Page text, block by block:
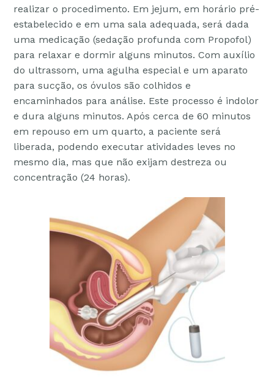
realizar o procedimento. Em jejum, em horário pré-
estabelecido e em uma sala adequada, será dada
uma medicação (sedação profunda com Propofol)
para relaxar e dormir alguns minutos. Com auxílio
do ultrassom, uma agulha especial e um aparato
para sucção, os óvulos são colhidos e
encaminhados para análise. Este processo é indolor
e dura alguns minutos. Após cerca de 60 minutos
em repouso em um quarto, a paciente será
liberada, podendo executar atividades leves no
mesmo dia, mas que não exijam destreza ou
concentração (24 horas).